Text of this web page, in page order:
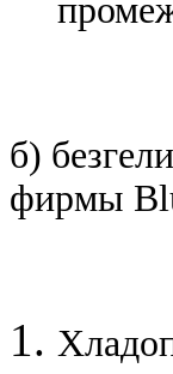
б)
фирмы